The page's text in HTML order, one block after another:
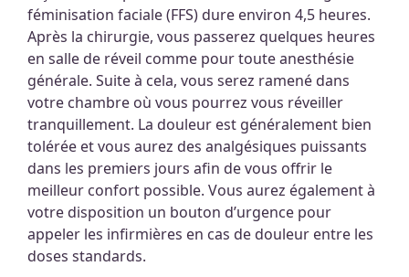
féminisation faciale (FFS) dure environ 4,5 heures.
Après la chirurgie, vous passerez quelques heures
en salle de réveil comme pour toute anesthésie
générale. Suite à cela, vous serez ramené dans
votre chambre où vous pourrez vous réveiller
tranquillement. La douleur est généralement bien
tolérée et vous aurez des analgésiques puissants
dans les premiers jours afin de vous offrir le
meilleur confort possible. Vous aurez également à
votre disposition un bouton d’urgence pour
appeler les infirmières en cas de douleur entre les
doses standards.